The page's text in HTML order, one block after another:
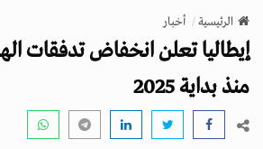
v
i
g
a
الرئيسية أخبار
إيطاليا تعلن انخفاض تدفقات
منذ بداية 2025